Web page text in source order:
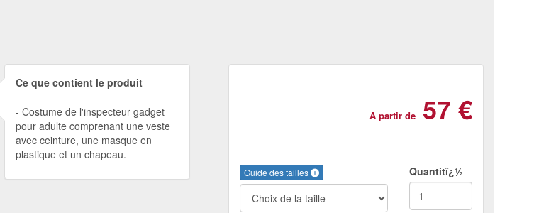
Ce que contient le produit
Costume de l'inspecteur gadget
pour adulte comprenant une veste
avec ceinture, une masque en
plastique et un chapeau.
A partir de 57 €
Guide des tailles Quantitï¿½